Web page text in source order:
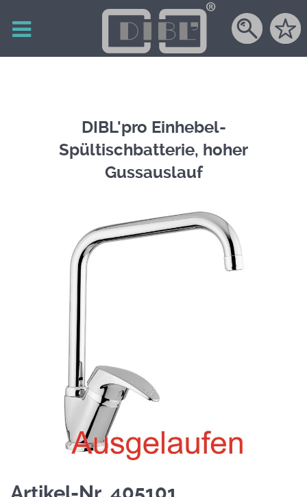
DIBL'pro Einhebel-
Spültischbatterie, hoher
Gussauslauf